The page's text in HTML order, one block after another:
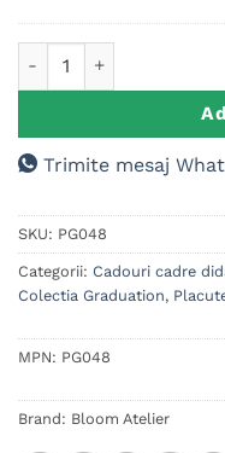
Trimite mesaj
SKU: PG048
Categorii: Cadouri cadre
Colectia Graduation,
MPN: PG048
Brand: Bloom Atelier